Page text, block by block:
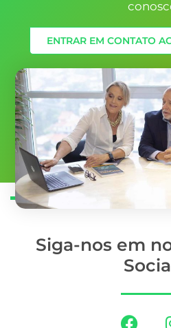
ENTRAR EM CONTATO
Siga-nos em